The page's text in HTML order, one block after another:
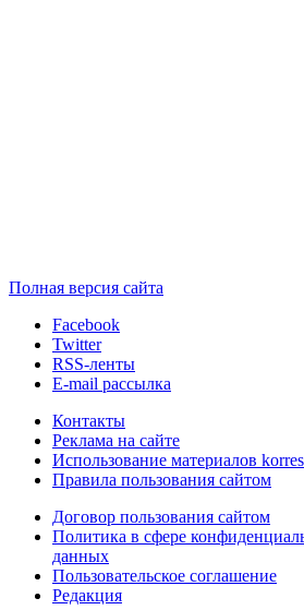
Полная версия сайта
Facebook
Twitter
RSS-ленты
E-mail рассылка
Контакты
Реклама на сайте
Использование материалов
Правила пользования сайтом
Договор пользования сайтом
Политика в сфере
данных
Пользовательское соглашение
Редакция